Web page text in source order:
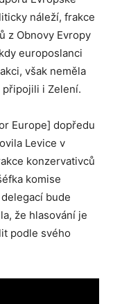
náleží, frakce
z Obnovy Evropy
europoslanci
však neměla
připojili i Zelení.
Europe] dopředu
Levice v
konzervativců
komise
bude
že hlasování je
podle svého